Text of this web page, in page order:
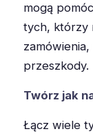
mogą
tych, którzy
przeszkody.
Twórz jak
Łącz wiele